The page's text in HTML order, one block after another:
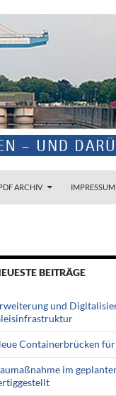
ARCHIV IMPRESSUM
BEITRÄGE
und
Containerbrücken
im